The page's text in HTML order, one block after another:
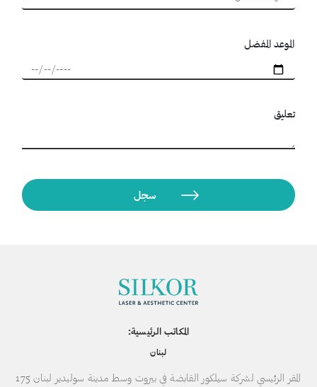
الموعد المفضل
تعليق
المكاتب الرئيسية:
لبنان
المقر الرئيسي لشركة سيلكور القابضة في بيروت وسط مدينة سوليدير لبنان 175